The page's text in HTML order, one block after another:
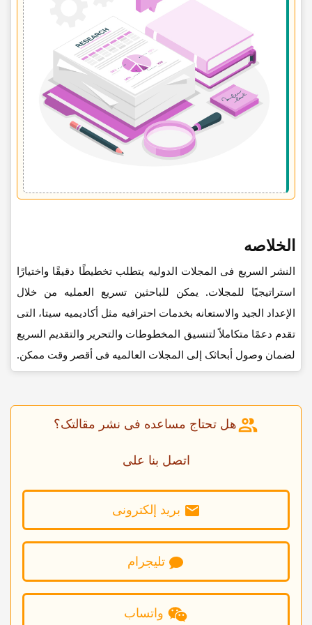
الخلاصه
النشر السریع فی المجلات الدولیه یتطلب تخطیطًا دقیقًا واختیارًا
استراتیجیًا للمجلات. یمکن للباحثین تسریع العملیه من خلال
الإعداد الجید والاستعانه بخدمات احترافیه مثل أکادیمیه سیتا، التی
تقدم دعمًا متکاملاً لتنسیق المخطوطات والتحریر والتقدیم السریع
لضمان وصول أبحاثک إلى المجلات العالمیه فی أقصر وقت ممکن.
هل تحتاج مساعده فی نشر مقالتک؟
اتصل بنا على
برید إلکترونی
تلیجرام
واتساب